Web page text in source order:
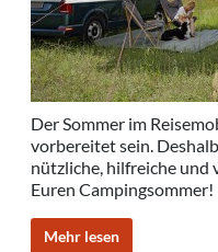
Der Sommer im
vorbereitet sein.
nützliche, hilfreiche und
Euren Campingsommer!
Mehr lesen